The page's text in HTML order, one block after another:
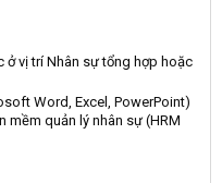
ở vị tríNhân sựtổng hợp hoặc
Word, Excel, PowerPoint)
mềm quản lý nhân sự (HRM